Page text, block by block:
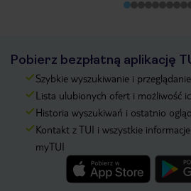
Pobierz bezpłatną aplikację
Szybkie wyszukiwanie i
Lista ulubionych ofert i możliwość
Historia wyszukiwań i ostatnio
Kontakt z TUI i wszystkie
myTUI